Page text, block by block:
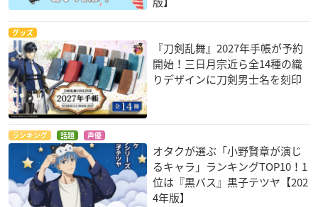
グッズ
『刀剣乱舞』2027年手帳が予約
開始！三日月宗近ら全14種の織
りデザインに刀剣男士名を刻印
ランキング 話題 声優
オタクが選ぶ「小野賢章が演じ
るキャラ」ランキングTOP10！1
位は『黒バス』黒子テツヤ【202
4年版】